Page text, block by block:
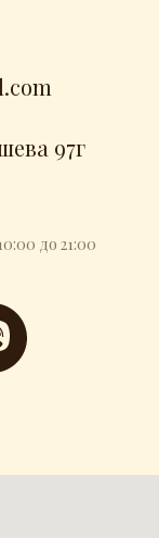
97г
до 21:00